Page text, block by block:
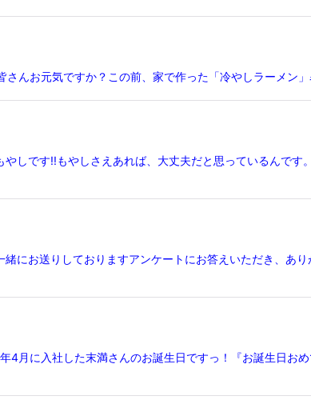
んお元気ですか？この前、家で作った「冷やしラーメン
しです!!もやしさえあれば、大丈夫だと思っているんで
にお送りしておりますアンケートにお答えいただき、あ
月に入社した末満さんのお誕生日ですっ！『お誕生日お